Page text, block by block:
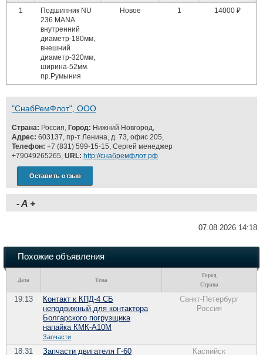
1
Подшипник NU
236 MANA
внутренний
диаметр-180мм,
внешний
диаметр-320мм,
ширина-52мм.
пр.Румыния
Новое 1 14000 ₽
"СнабРемФлот", ООО
Страна: Россия, Город: Нижний Новгород,
Адрес: 603137, пр-т Ленина, д. 73, офис 205,
Телефон: +7 (831) 599-15-15, Сергей менеджер
+79049265265, URL: http://снабремфлот.рф
Оставить отзыв
-A +
07.08.2026 14:18
Похожие объявления
Дата Тема
Город
Страна
19:13
Контакт к КПД-4 СБ
неподвижный для контактора
Болгарского погрузщика
напайка КМК-А10М
Запчасти
Санкт-Петербург
Россия
18:31 Запчасти двигателя Г-60
Каспийск